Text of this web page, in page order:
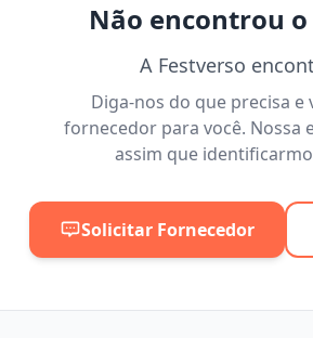
Não encontrou
A Festverso
Diga-nos do que precisa
fornecedor para você. Nossa
assim que
Solicitar Fornecedor